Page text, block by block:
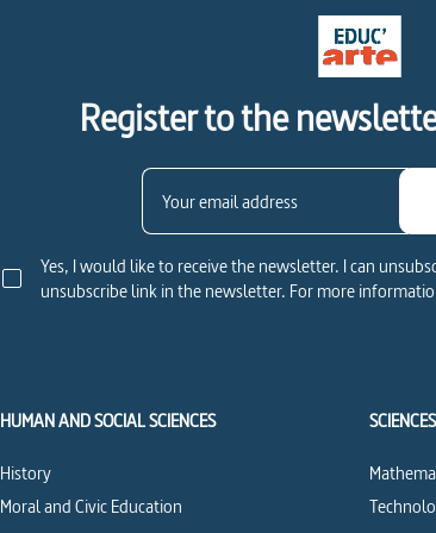
Register to the
Yes, I would like to receive the newsletter. I can
unsubscribe link in the newsletter. For more
HUMAN AND SOCIAL SCIENCES
History
Moral and Civic Education